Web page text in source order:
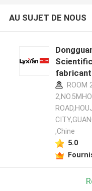
AU SUJET DE NOUS
fabricant
ROOM
,Chine
5.0